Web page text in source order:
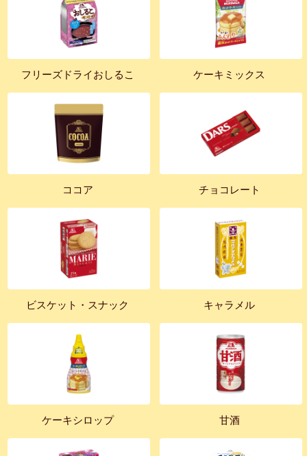
フリーズドライおしるこ ケーキミックス
ココア チョコレート
ビスケット・スナック キャラメル
ケーキシロップ 甘酒